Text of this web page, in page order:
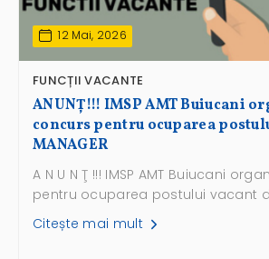
12 Mai, 2026
FUNCȚII VACANTE
ANUNŢ!!! IMSP AMT Buiucani
concurs pentru ocuparea
MANAGER
A N U N Ţ !!! IMSP AMT Buiucani
pentru ocuparea postului vacant
Citește mai mult